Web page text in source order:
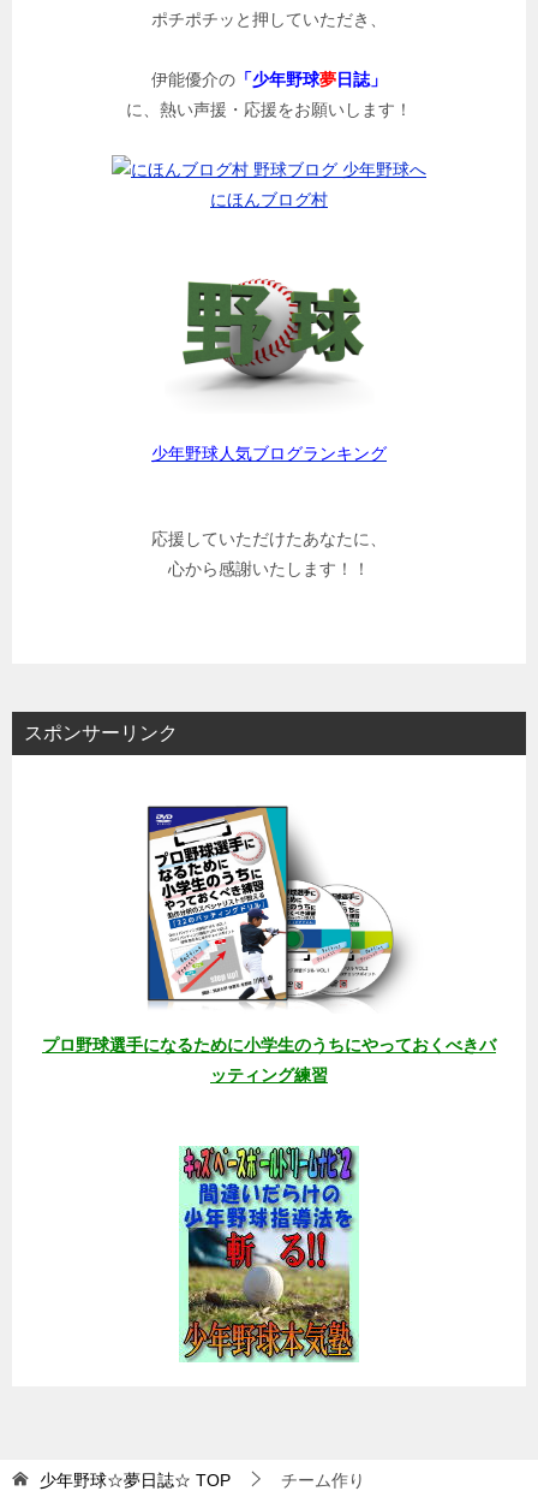
ポチポチッと押していただき、
伊能優介の 「少年野球夢日誌」
に、熱い声援・応援をお願いします！
にほんブログ村
少年野球人気ブログランキング
応援していただけたあなたに、
心から感謝いたします！！
スポンサーリンク
プロ野球選手になるために小学生のうちにやっておくべきバ
ッティング練習
少年野球☆夢日誌☆ TOP チーム作り